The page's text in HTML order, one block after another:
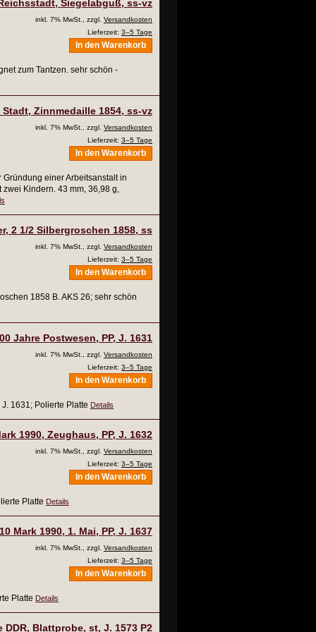
Siegelabguß, ss-vz
inkl. 7% MwSt., zzgl. Versandkosten
Lieferzeit: 3–5 Tage
In den Warenkorb
zum Tantzen. sehr schön -
Zinnmedaille 1854, ss-vz
inkl. 7% MwSt., zzgl. Versandkosten
Lieferzeit: 3–5 Tage
In den Warenkorb
einer Arbeitsanstalt in
Kindern. 43 mm, 36,98 g,
2 1/2 Silbergroschen 1858, ss
inkl. 7% MwSt., zzgl. Versandkosten
Lieferzeit: 3–5 Tage
In den Warenkorb
1858 B. AKS 26; sehr schön
Jahre Postwesen, PP, J. 1631
inkl. 7% MwSt., zzgl. Versandkosten
Lieferzeit: 3–5 Tage
In den Warenkorb
1631; Polierte Platte Details
1990, Zeughaus, PP, J. 1632
inkl. 7% MwSt., zzgl. Versandkosten
Lieferzeit: 3–5 Tage
In den Warenkorb
Platte Details
Mark 1990, 1. Mai, PP, J. 1637
inkl. 7% MwSt., zzgl. Versandkosten
Lieferzeit: 3–5 Tage
In den Warenkorb
Platte Details
DDR, Blattprobe, st, J. 1573 P2